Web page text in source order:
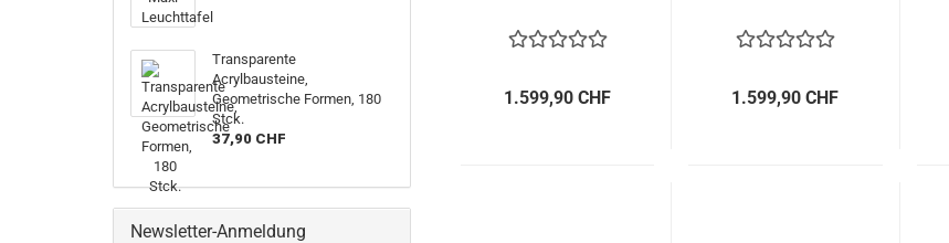
1.599,90 CHF 1.599,90 CHF
Transparente
Acrylbausteine,
Geometrische Formen, 180
Stck.
37,90 CHF
Newsletter-Anmeldung